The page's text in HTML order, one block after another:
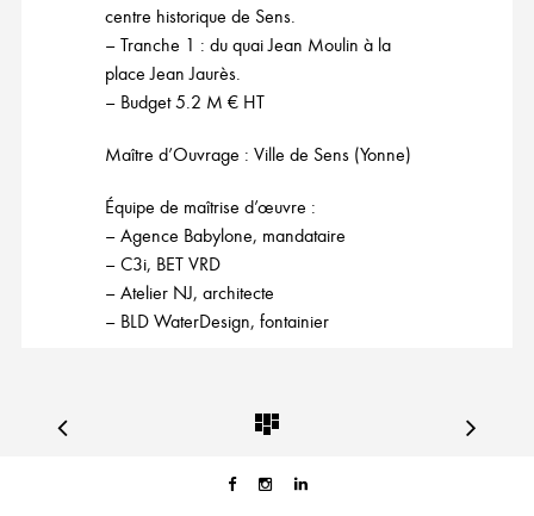
centre historique de Sens.
– Tranche 1 : du quai Jean Moulin à la
place Jean Jaurès.
– Budget 5.2 M € HT
Maître d’Ouvrage : Ville de Sens (Yonne)
Équipe de maîtrise d’œuvre :
– Agence Babylone, mandataire
– C3i, BET VRD
– Atelier NJ, architecte
– BLD WaterDesign, fontainier